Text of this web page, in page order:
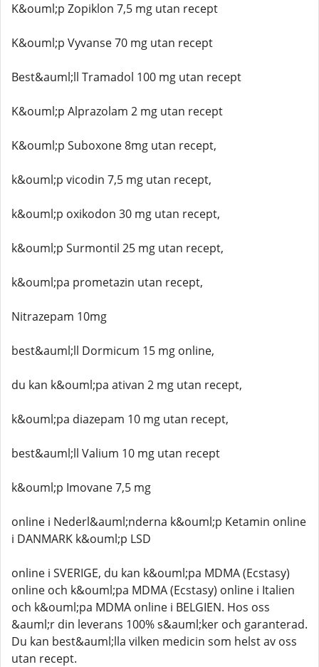
K&ouml;p Zopiklon 7,5 mg utan recept
K&ouml;p Vyvanse 70 mg utan recept
Best&auml;ll Tramadol 100 mg utan recept
K&ouml;p Alprazolam 2 mg utan recept
K&ouml;p Suboxone 8mg utan recept,
k&ouml;p vicodin 7,5 mg utan recept,
k&ouml;p oxikodon 30 mg utan recept,
k&ouml;p Surmontil 25 mg utan recept,
k&ouml;pa prometazin utan recept,
Nitrazepam 10mg
best&auml;ll Dormicum 15 mg online,
du kan k&ouml;pa ativan 2 mg utan recept,
k&ouml;pa diazepam 10 mg utan recept,
best&auml;ll Valium 10 mg utan recept
k&ouml;p Imovane 7,5 mg
online i Nederl&auml;nderna k&ouml;p Ketamin online
i DANMARK k&ouml;p LSD
online i SVERIGE, du kan k&ouml;pa MDMA (Ecstasy)
online och k&ouml;pa MDMA (Ecstasy) online i Italien
och k&ouml;pa MDMA online i BELGIEN. Hos oss
&auml;r din leverans 100% s&auml;ker och garanterad.
Du kan best&auml;lla vilken medicin som helst av oss
utan recept.